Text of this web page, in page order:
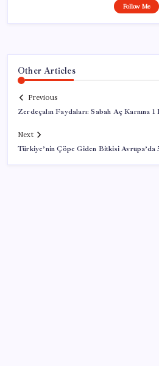
Follow Me
Other Articles
Previous
Zerdeçalın Faydaları: Sabah Aç Karnına 1
Next
Türkiye’nin Çöpe Giden Bitkisi Avrupa’da